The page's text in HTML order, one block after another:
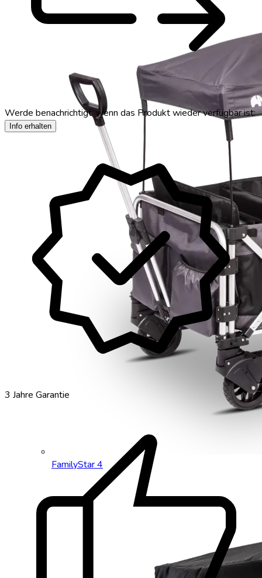
FamilyStar 4
Werde benachrichtigt, wenn das Produkt wieder verfügbar ist:
Info erhaltenverified
3 Jahre Garantie